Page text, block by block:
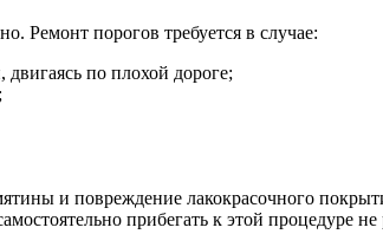
Ремонт порогов требуется в случае:
по плохой дороге;
и повреждение лакокрасочного
прибегать к этой процедуре